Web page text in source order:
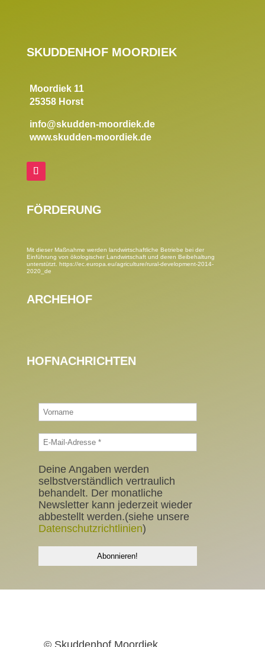
SKUDDENHOF MOORDIEK
Moordiek 11
25358 Horst
info@skudden-moordiek.de
www.skudden-moordiek.de
FÖRDERUNG
Mit dieser Maßnahme werden landwirtschaftliche Betriebe bei der
Einführung von ökologischer Landwirtschaft und deren Beibehaltung
unterstützt. https://ec.europa.eu/agriculture/rural-development-2014-
2020_de
ARCHEHOF
HOFNACHRICHTEN
Deine Angaben werden
selbstverständlich vertraulich
behandelt. Der monatliche
Newsletter kann jederzeit wieder
abbestellt werden.(siehe unsere
Datenschutzrichtlinien)
© Skuddenhof Moordiek